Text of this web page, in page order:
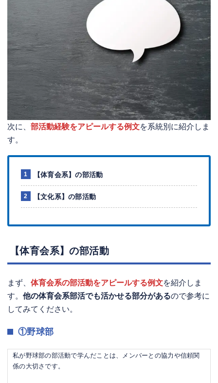
次に、 部活動経験をアピールする例文を系統別に紹介しま
す。
【体育会系】の部活動
【文化系】の部活動
【体育会系】の部活動
まず、 体育会系の部活動をアピールする例文を紹介しま
す。 他の体育会系部活でも活かせる部分があるので参考に
してみてください。
①野球部
私が野球部の部活動で学んだことは、メンバーとの協力や信頼関
係の大切さです。